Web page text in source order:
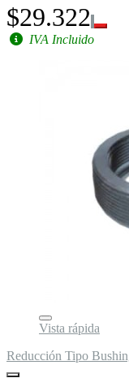
$29.322
IVA Incluido
Vista rápida
Reducción Tipo